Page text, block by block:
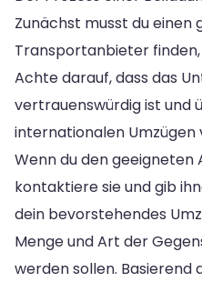
Zunächst musst du einen
Transportanbieter
Achte darauf, dass das
vertrauenswürdig ist und
internationalen Umzügen
Wenn du den
kontaktiere sie und gib
dein bevorstehendes
Menge und Art der
werden sollen.